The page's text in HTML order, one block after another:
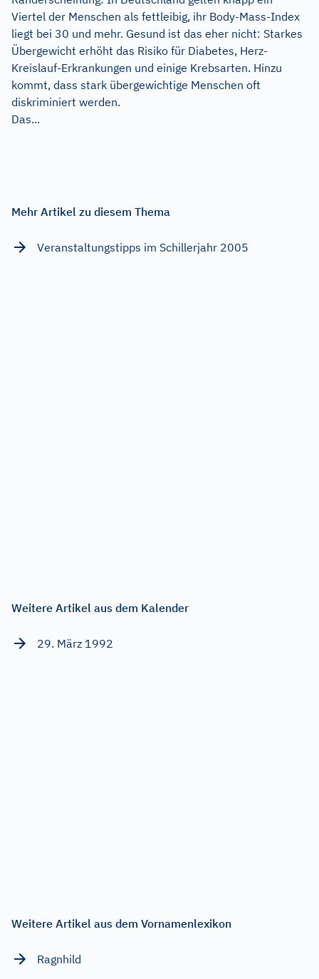
Viertel der Menschen als fettleibig, ihr Body-Mass-Index
liegt bei 30 und mehr. Gesund ist das eher nicht: Starkes
Übergewicht erhöht das Risiko für Diabetes, Herz-
Kreislauf-Erkrankungen und einige Krebsarten. Hinzu
kommt, dass stark übergewichtige Menschen oft
diskriminiert werden.
Das...
Mehr Artikel zu diesem Thema
Veranstaltungstipps im Schillerjahr 2005
Weitere Artikel aus dem Kalender
29. März 1992
Weitere Artikel aus dem Vornamenlexikon
Ragnhild